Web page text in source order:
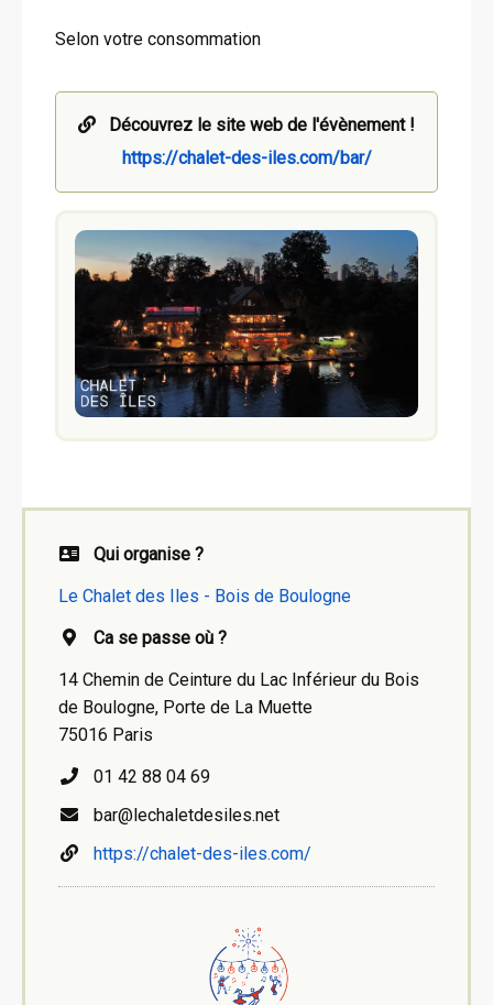
Selon votre consommation
Découvrez le site web de l'évènement !
https://chalet-des-iles.com/bar/
Qui organise ?
Le Chalet des Iles - Bois de Boulogne
Ca se passe où ?
14 Chemin de Ceinture du Lac Inférieur du Bois
de Boulogne, Porte de La Muette
75016 Paris
01 42 88 04 69
bar@lechaletdesiles.net
https://chalet-des-iles.com/